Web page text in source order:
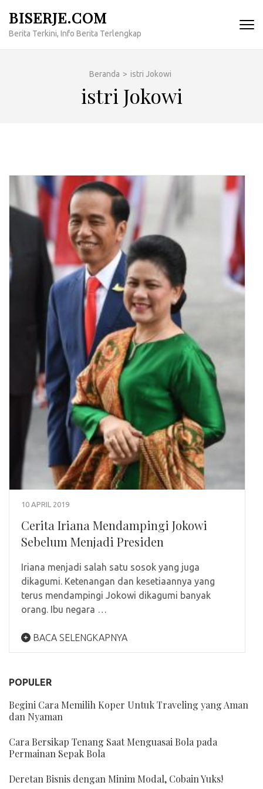
konten
BISERJE.COM
Berita Terkini, Info Berita Terlengkap
Beranda > istri Jokowi
istri Jokowi
10 APRIL 2019
Cerita Iriana Mendampingi Jokowi
Sebelum Menjadi Presiden
Iriana menjadi salah satu sosok yang juga
dikagumi. Ketenangan dan kesetiaannya yang
terus mendampingi Jokowi dikagumi banyak
orang. Ibu negara …
BACA SELENGKAPNYA
POPULER
Begini Cara Memilih Koper Untuk Traveling yang Aman
dan Nyaman
Cara Bersikap Tenang Saat Menguasai Bola pada
Permainan Sepak Bola
Deretan Bisnis dengan Minim Modal, Cobain Yuks!